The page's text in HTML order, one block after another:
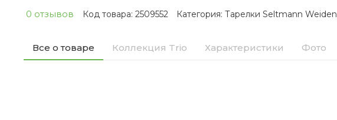
0 отзывов Код товара: 2509552 Категория: Тарелки Seltmann Weiden
Все о товаре Коллекция Trio Характеристики Фото